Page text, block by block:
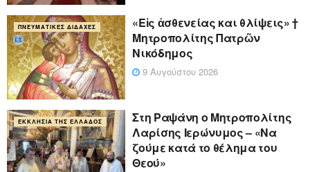
ΠΝΕΥΜΑΤΙΚΈΣ ΔΙΔΑΧΈΣ
«Eἰς ἀσθενείας και θλίψεις» †
Μητροπολίτης Πατρῶν
Νικόδημος
9 Αυγούστου 2026
ΕΚΚΛΗΣΊΑ ΤΗΣ ΕΛΛΆΔΟΣ
Στη Ραψάνη ο Μητροπολίτης
Λαρίσης Ιερώνυμος – «Να
ζούμε κατά το θέλημα του
Θεού»